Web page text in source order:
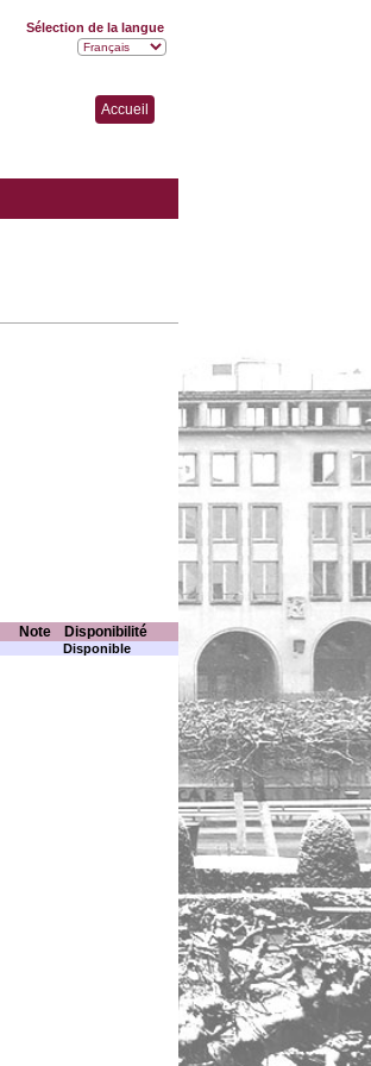
Accueil
Note Disponibilité
Disponible
Sélection de la langue